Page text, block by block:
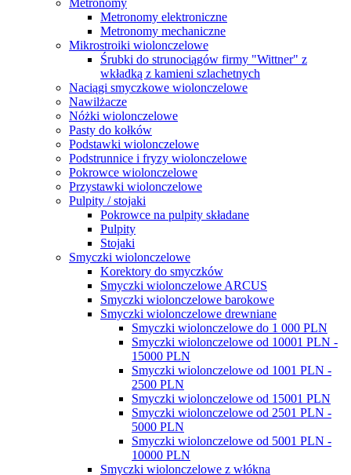
Metronomy
Metronomy elektroniczne
Metronomy mechaniczne
Mikrostroiki wiolonczelowe
Śrubki do strunociągów firmy "Wittner" z
wkładką z kamieni szlachetnych
Naciągi smyczkowe wiolonczelowe
Nawilżacze
Nóżki wiolonczelowe
Pasty do kołków
Podstawki wiolonczelowe
Podstrunnice i fryzy wiolonczelowe
Pokrowce wiolonczelowe
Przystawki wiolonczelowe
Pulpity / stojaki
Pokrowce na pulpity składane
Pulpity
Stojaki
Smyczki wiolonczelowe
Korektory do smyczków
Smyczki wiolonczelowe ARCUS
Smyczki wiolonczelowe barokowe
Smyczki wiolonczelowe drewniane
Smyczki wiolonczelowe do 1 000 PLN
Smyczki wiolonczelowe od 10001 PLN -
15000 PLN
Smyczki wiolonczelowe od 1001 PLN -
2500 PLN
Smyczki wiolonczelowe od 15001 PLN
Smyczki wiolonczelowe od 2501 PLN -
5000 PLN
Smyczki wiolonczelowe od 5001 PLN -
10000 PLN
Smyczki wiolonczelowe z włókna